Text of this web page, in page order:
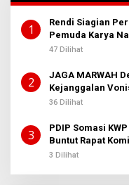
1
Rendi Siagian
Pemuda Karya
Sembiring
47 Dilihat
2
JAGA MARWAH
Kejanggalan
36 Dilihat
3
PDIP Somasi
Buntut Rapat
3 Dilihat